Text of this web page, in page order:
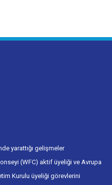
yarattığı gelişmeler
(WFC) aktif üyeliği ve Avrupa
Kurulu üyeliği görevlerini